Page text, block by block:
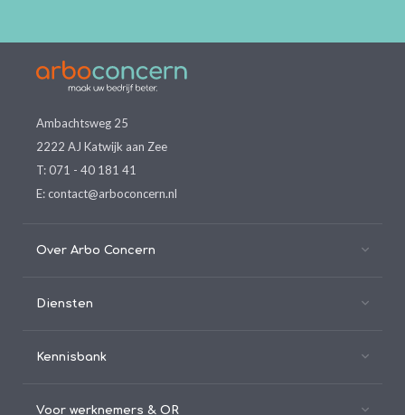
Ambachtsweg 25
2222 AJ Katwijk aan Zee
T: 071 - 40 181 41
E: contact@arboconcern.nl
Over Arbo Concern
Diensten
Kennisbank
Voor werknemers & OR